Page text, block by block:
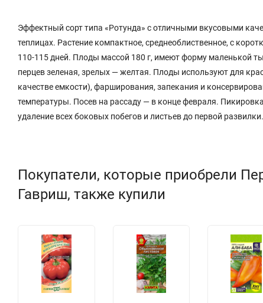
Эффектный сорт типа «Ротунда» с отличными вкусовыми
теплицах. Растение компактное, среднеоблиственное, с
110-115 дней. Плоды массой 180 г, имеют форму маленькой
перцев зеленая, зрелых — желтая. Плоды используют для
качестве емкости), фарширования, запекания и
температуры. Посев на рассаду — в конце февраля.
удаление всех боковых побегов и листьев до первой
Покупатели, которые приобрели
Гавриш, также купили